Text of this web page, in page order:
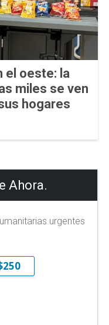
el oeste: la
miles se ven
hogares
Ahora.
urgentes